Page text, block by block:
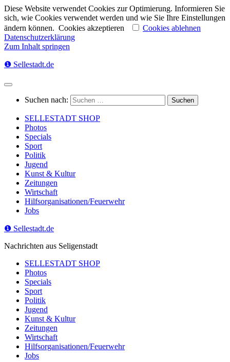
Diese Website verwendet Cookies zur Optimierung. Informieren Sie
sich, wie Cookies verwendet werden und wie Sie Ihre Einstellungen
ändern können. Cookies akzeptieren
Cookies ablehnen
Datenschutzerklärung
Zum Inhalt springen
❶ Sellestadt.de
Suchen nach:
SELLESTADT SHOP
Photos
Specials
Sport
Politik
Jugend
Kunst & Kultur
Zeitungen
Wirtschaft
Hilfsorganisationen/Feuerwehr
Jobs
❶ Sellestadt.de
Nachrichten aus Seligenstadt
SELLESTADT SHOP
Photos
Specials
Sport
Politik
Jugend
Kunst & Kultur
Zeitungen
Wirtschaft
Hilfsorganisationen/Feuerwehr
Jobs